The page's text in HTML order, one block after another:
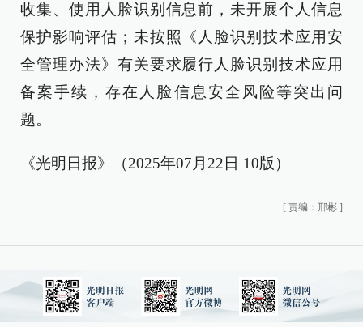
收集、使用人脸识别信息前，未开展个人信息
保护影响评估；未按照《人脸识别技术应用安
全管理办法》有关要求履行人脸识别技术应用
备案手续，存在人脸信息安全风险等突出问
题。
《光明日报》（2025年07月22日 10版）
[ 责编：邢彬 ]